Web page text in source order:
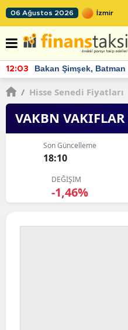
06 Ağustos 2026
12:03
Bakan Şimşek,
açıklamalarda bulundu
/ Hisse Senedi Fiyatları
VAKBN
Son Güncelleme
18:10
DEĞİŞİM
-1,46%